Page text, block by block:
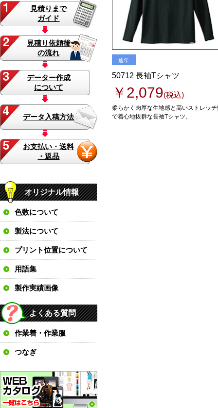
通年
50712 長袖Tシャツ
￥2,079(税込)
柔らかく肉厚な生地感と高いストレッ
で着心地抜群な長袖Tシャツ。
見積りまで
ガイド
見積り依頼後
の流れ
データー作成
について
データ入稿方法
お支払い・送料
・返品
オリジナル情報
色数について
製法について
プリント位置について
用語集
製作実績画像
よくある質問
作業着・作業服
つなぎ